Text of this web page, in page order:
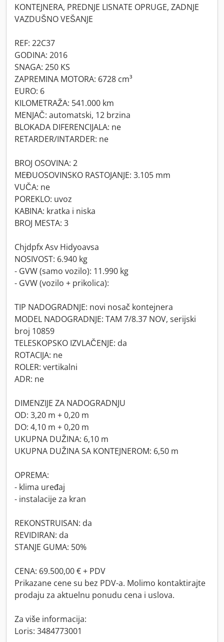
KONTEJNERA, PREDNJE LISNATE OPRUGE, ZADNJE
VAZDUŠNO VEŠANJE
REF: 22C37
GODINA: 2016
SNAGA: 250 KS
ZAPREMINA MOTORA: 6728 cm³
EURO: 6
KILOMETRAŽA: 541.000 km
MENJAČ: automatski, 12 brzina
BLOKADA DIFERENCIJALA: ne
RETARDER/INTARDER: ne
BROJ OSOVINA: 2
MEĐUOSOVINSKO RASTOJANJE: 3.105 mm
VUČA: ne
POREKLO: uvoz
KABINA: kratka i niska
BROJ MESTA: 3
Chjdpfx Asv Hidyoavsa
NOSIVOST: 6.940 kg
- GVW (samo vozilo): 11.990 kg
- GVW (vozilo + prikolica):
TIP NADOGRADNJE: novi nosač kontejnera
MODEL NADOGRADNJE: TAM 7/8.37 NOV, serijski
broj 10859
TELESKOPSKO IZVLAČENJE: da
ROTACIJA: ne
ROLER: vertikalni
ADR: ne
DIMENZIJE ZA NADOGRADNJU
OD: 3,20 m + 0,20 m
DO: 4,10 m + 0,20 m
UKUPNA DUŽINA: 6,10 m
UKUPNA DUŽINA SA KONTEJNEROM: 6,50 m
OPREMA:
- klima uređaj
- instalacije za kran
REKONSTRUISAN: da
REVIDIRAN: da
STANJE GUMA: 50%
CENA: 69.500,00 € + PDV
Prikazane cene su bez PDV-a. Molimo kontaktirajte
prodaju za aktuelnu ponudu cena i uslova.
Za više informacija:
Loris: 3484773001